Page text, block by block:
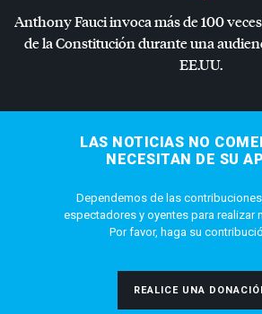
Anthony Fauci invoca más de 100
de la Constitución durante una
EE.UU.
LAS NOTICIAS NO
NECESITAN DE SU
Dependemos de las
espectadores y oyentes para realizar
Por favor, haga su
REALICE UNA